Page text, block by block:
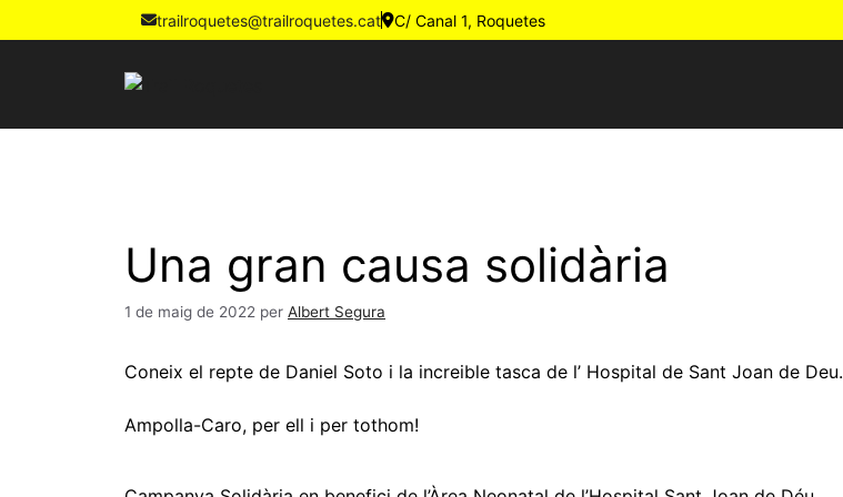
trailroquetes@trailroquetes.cat C/ Canal 1, Roquetes
Una gran causa solidària
1 de maig de 2022 per Albert Segura
Coneix el repte de Daniel Soto i la increible tasca de l’ Hospital de Sant Joan de Deu.
Ampolla-Caro, per ell i per tothom!